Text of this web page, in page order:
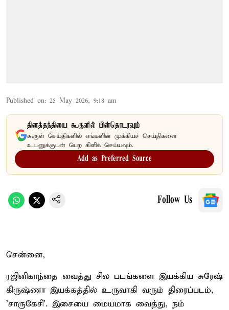
Published on: 25 May 2026, 9:18 am
தினத்தந்தியை கூகுளில் பின்தொடரவும்
கூகுள் செய்திகளில் எங்களின் முக்கியச் செய்திகளை
உடனுக்குடன் பெற கிளிக் செய்யவும்.
Add as Preferred Source
Follow Us
சென்னை,
ரஜினிகாந்தை வைத்து சில படங்களை இயக்கிய சுரேஷ்
கிருஷ்ணா இயக்கத்தில் உருவாகி வரும் திரைப்படம்,
'சாருகேசி'. இசையை மையமாக வைத்து, நம்